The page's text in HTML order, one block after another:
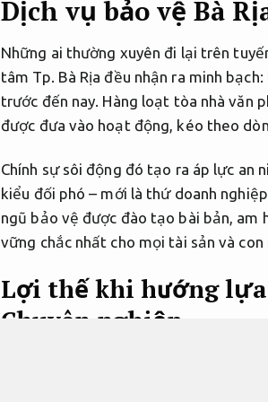
Dịch vụ bảo vệ Bà
Những ai thường xuyên đi lại trên
tâm Tp. Bà Rịa đều nhận ra minh
trước đến nay. Hàng loạt tòa nhà văn
được đưa vào hoạt động, kéo theo
Chính sự sôi động đó tạo ra áp lực an
kiểu đối phó – mới là thứ doanh
ngũ bảo vệ được đào tạo bài bản, am
vững chắc nhất cho mọi tài sản và
Lợi thế khi hướng lựa
Chuyên nghiệp.